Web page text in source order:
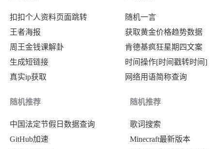
扣扣个人资料页面跳转
王者海报
周王金钱课解卦
生成短链接
真实ip获取
随机一言
获取黄金价格趋势数据
肯德基疯狂星期四文案
时间操作[时间戳转时间]
网络用语简称查询
随机推荐
中国法定节假日数据查询
GitHub加速
随机推荐
歌词搜索
Minecraft最新版本